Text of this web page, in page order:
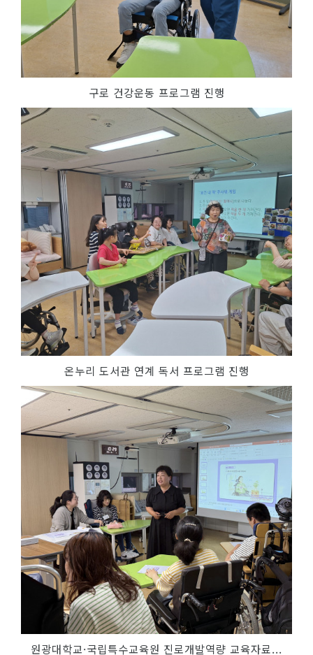
구로 건강운동 프로그램 진행
온누리 도서관 연계 독서 프로그램 진행
원광대학교·국립특수교육원 진로개발역량 교육자료...